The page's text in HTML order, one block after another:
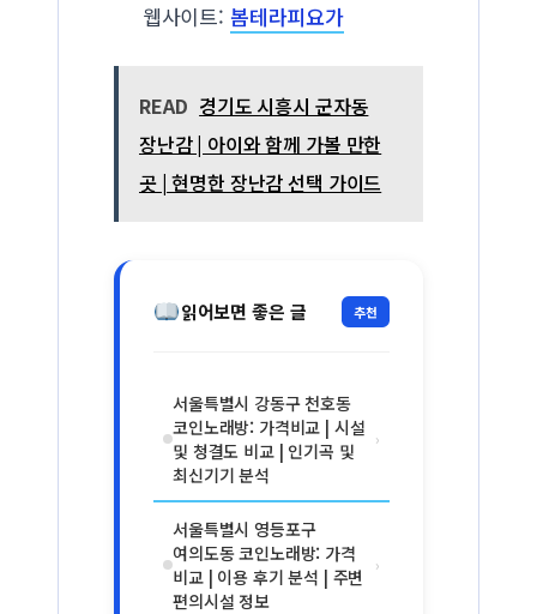
웹사이트: 봄테라피요가
READ 경기도 시흥시 군자동
장난감 | 아이와 함께 가볼 만한
곳 | 현명한 장난감 선택 가이드
읽어보면 좋은 글 추천
서울특별시 강동구 천호동
코인노래방: 가격비교 | 시설
및 청결도 비교 | 인기곡 및
최신기기 분석
›
서울특별시 영등포구
여의도동 코인노래방: 가격
비교 | 이용 후기 분석 | 주변
편의시설 정보
›